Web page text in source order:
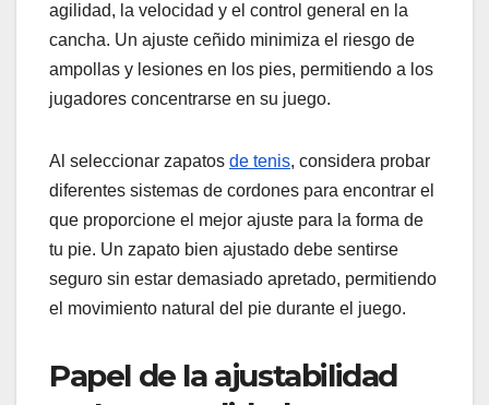
agilidad, la velocidad y el control general en la
cancha. Un ajuste ceñido minimiza el riesgo de
ampollas y lesiones en los pies, permitiendo a los
jugadores concentrarse en su juego.
Al seleccionar zapatos de tenis, considera probar
diferentes sistemas de cordones para encontrar el
que proporcione el mejor ajuste para la forma de
tu pie. Un zapato bien ajustado debe sentirse
seguro sin estar demasiado apretado, permitiendo
el movimiento natural del pie durante el juego.
Papel de la ajustabilidad